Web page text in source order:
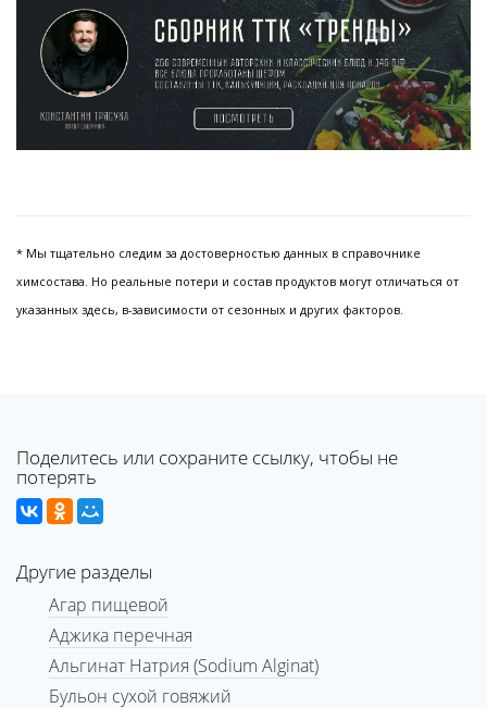
* Мы тщательно следим за достоверностью данных в справочнике
химсостава. Но реальные потери и состав продуктов могут отличаться от
указанных здесь, в-зависимости от сезонных и других факторов.
Поделитесь или сохраните ссылку, чтобы не
потерять
Другие разделы
Агар пищевой
Аджика перечная
Альгинат Натрия (Sodium Alginat)
Бульон сухой говяжий